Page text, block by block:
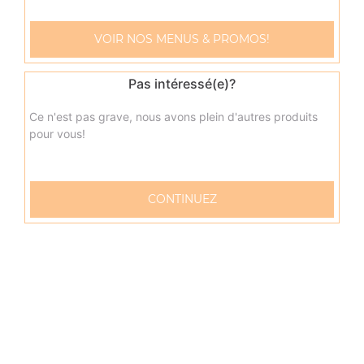
Kebab + frites + 1 boisson 33 cl
9.00€
Menu sandwich chicken tikka
VOIR NOS MENUS & PROMOS!
Pas intéressé(e)?
Ce n'est pas grave, nous avons plein d'autres produits
pour vous!
CONTINUEZ